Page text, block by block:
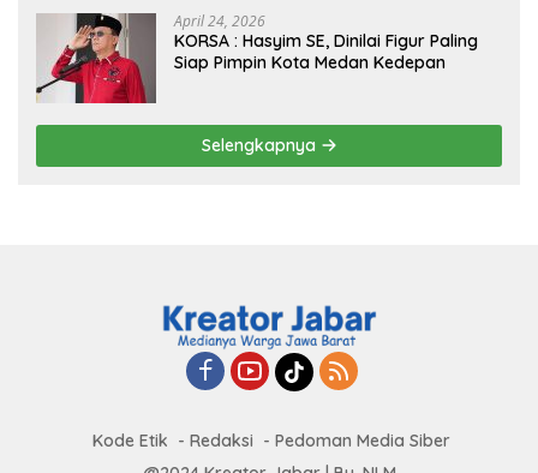
April 24, 2026
KORSA : Hasyim SE, Dinilai Figur Paling
Siap Pimpin Kota Medan Kedepan
Selengkapnya
Kode Etik Redaksi
Pedoman Media Siber